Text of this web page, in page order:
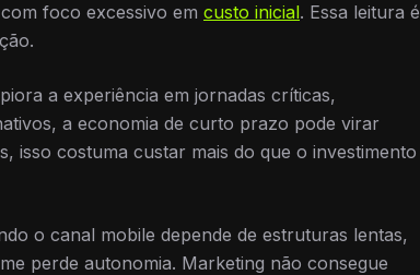
foco excessivo em custo inicial. Essa leitura é
a experiência em jornadas críticas,
a economia de curto prazo pode virar
isso costuma custar mais do que o investimento
o canal mobile depende de estruturas lentas,
perde autonomia. Marketing não consegue